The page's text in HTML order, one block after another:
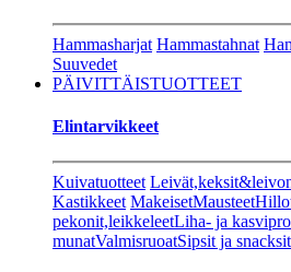
Hammasharjat Hammastahnat
Suuvedet
PÄIVITTÄISTUOTTEET
Elintarvikkeet
Kuivatuotteet
Kastikkeet MakeisetMausteet
pekonit,leikkeleetLiha- ja
munatValmisruoatSipsit ja snacksit